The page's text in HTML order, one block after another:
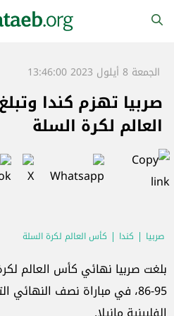
الجمعة 8 أيلول 2023 13:46:00
صربيا تهزم كندا
العالم لكرة السلة
صربيا كندا كأس العالم لكرة السلة
بلغت صربيا نهائي كأس العالم
95-86، في مباراة نصف